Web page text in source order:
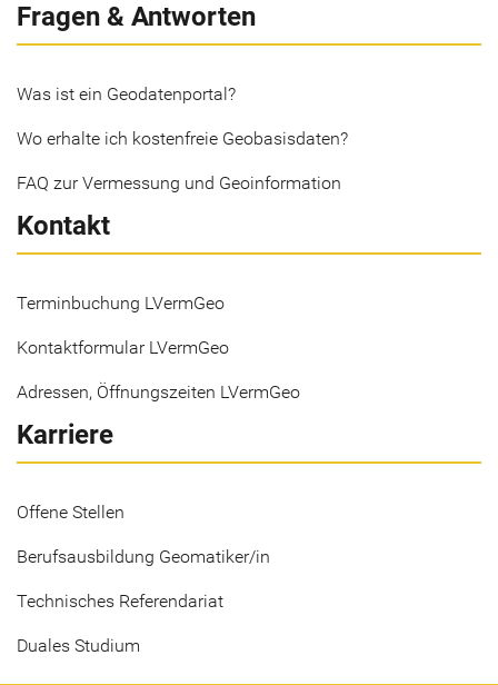
Fragen & Antworten
Was ist ein Geodatenportal?
Wo erhalte ich kostenfreie Geobasisdaten?
FAQ zur Vermessung und Geoinformation
Kontakt
Terminbuchung LVermGeo
Kontaktformular LVermGeo
Adressen, Öffnungszeiten LVermGeo
Karriere
Offene Stellen
Berufsausbildung Geomatiker/in
Technisches Referendariat
Duales Studium